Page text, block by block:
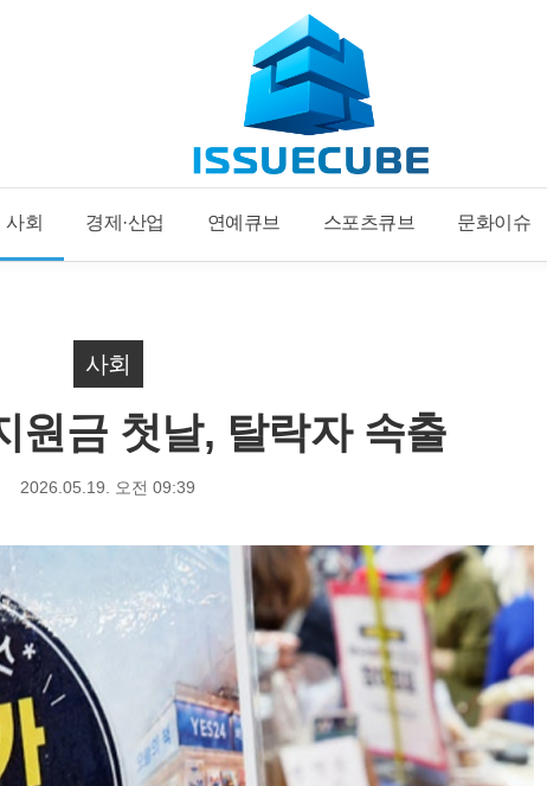
사회 경제·산업 연예큐브 스포츠큐브 문화이슈
사회
원금 첫날, 탈락자 속출
2026.05.19. 오전 09:39